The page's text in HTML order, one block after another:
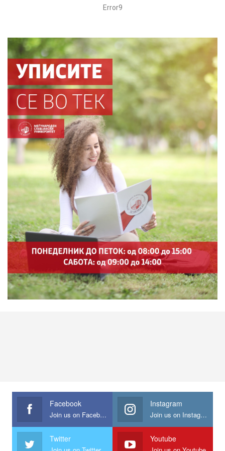
Error9
Facebook
Join us on Facebook
Instagram
Join us on Instagram
Twitter Youtube